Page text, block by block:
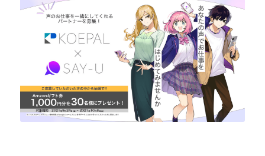
利用規約
FAQ
お問い合わせ
検索